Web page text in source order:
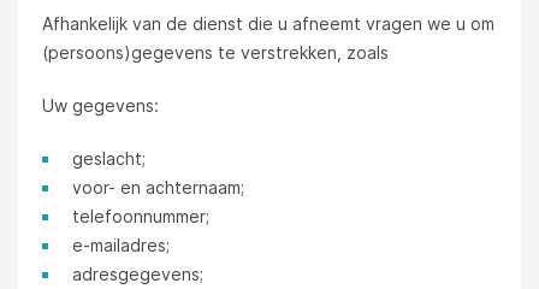
Afhankelijk van de dienst die u afneemt vragen we u om
(persoons)gegevens te verstrekken, zoals
Uw gegevens:
geslacht;
voor- en achternaam;
telefoonnummer;
e-mailadres;
adresgegevens;